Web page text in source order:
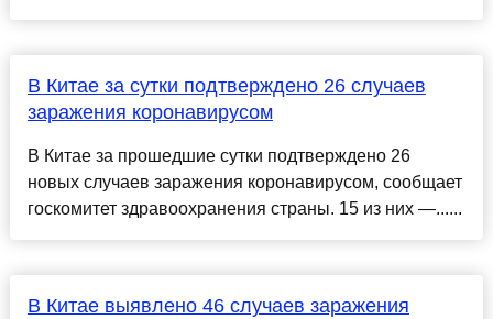
В Китае за сутки подтверждено 26 случаев
заражения коронавирусом
В Китае за прошедшие сутки подтверждено 26
новых случаев заражения коронавирусом, сообщает
госкомитет здравоохранения страны. 15 из них —......
В Китае выявлено 46 случаев заражения